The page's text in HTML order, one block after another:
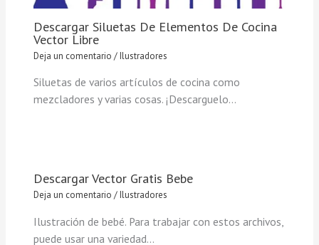
Descargar Siluetas De Elementos De Cocina
Vector Libre
Deja un comentario /Ilustradores
Siluetas de varios artículos de cocina como
mezcladores y varias cosas. ¡Descarguelo…
Descargar Vector Gratis Bebe
Deja un comentario /Ilustradores
Ilustración de bebé. Para trabajar con estos archivos,
puede usar una variedad…